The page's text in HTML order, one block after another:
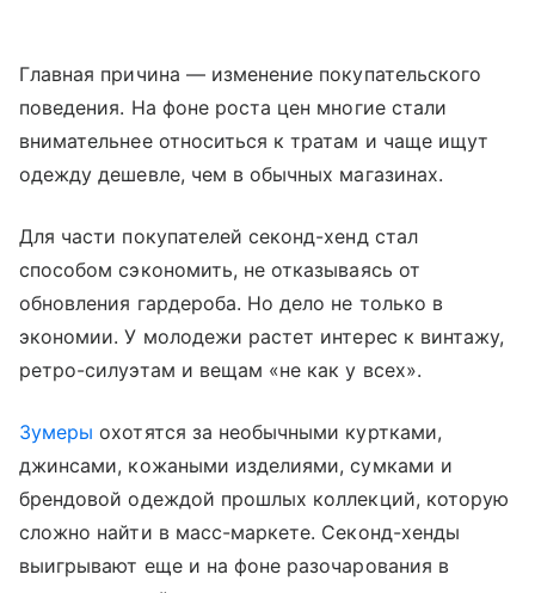
Главная причина — изменение покупательского
поведения. На фоне роста цен многие стали
внимательнее относиться к тратам и чаще ищут
одежду дешевле, чем в обычных магазинах.
Для части покупателей секонд-хенд стал
способом сэкономить, не отказываясь от
обновления гардероба. Но дело не только в
экономии. У молодежи растет интерес к винтажу,
ретро-силуэтам и вещам «не как у всех».
Зумеры охотятся за необычными куртками,
джинсами, кожаными изделиями, сумками и
брендовой одеждой прошлых коллекций, которую
сложно найти в масс-маркете. Секонд-хенды
выигрывают еще и на фоне разочарования в